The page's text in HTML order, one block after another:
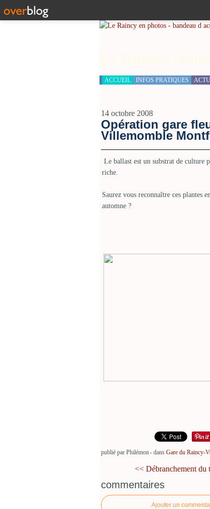
ACCUEIL INFOS PRATIQUES
14 octobre 2008
Opération gare
Villemomble
Le ballast est un substrat de culture
riche.
Saurez vous reconnaître ces plantes
automne ?
publié par Philémon- dans Gare du Raincy-
<< Débranchement du
commentaires
Ajouter un